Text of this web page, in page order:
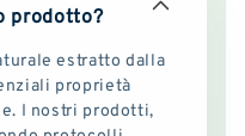
prodotto?
estratto dalla
proprietà
I nostri prodotti,